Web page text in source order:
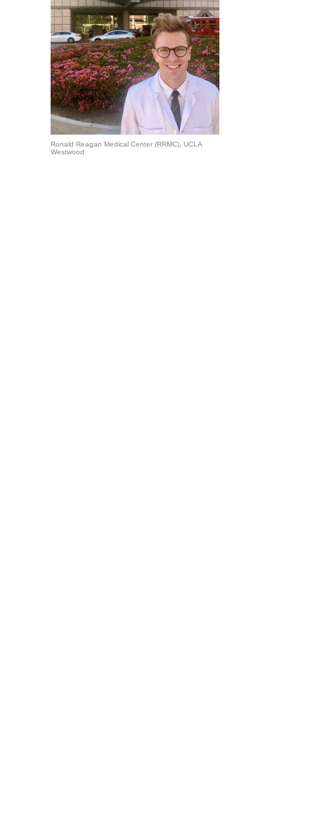
Ronald Reagan Medical Center (RRMC), UCLA
Westwood